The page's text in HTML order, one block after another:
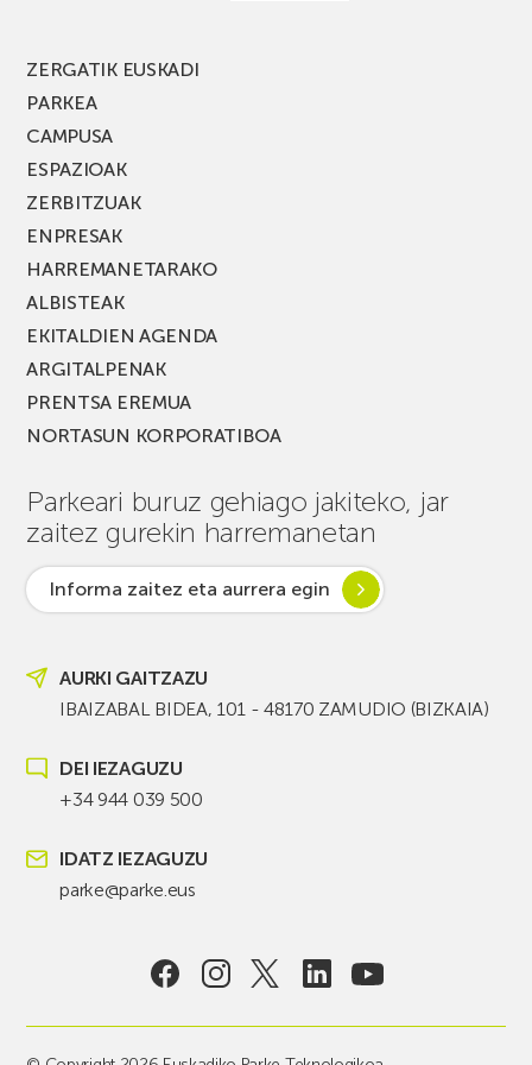
ZERGATIK EUSKADI
PARKEA
CAMPUSA
ESPAZIOAK
ZERBITZUAK
ENPRESAK
HARREMANETARAKO
ALBISTEAK
EKITALDIEN AGENDA
ARGITALPENAK
PRENTSA EREMUA
NORTASUN KORPORATIBOA
Parkeari buruz gehiago jakiteko, jar
zaitez gurekin harremanetan
Informa zaitez eta aurrera egin
AURKI GAITZAZU
IBAIZABAL BIDEA, 101 - 48170 ZAMUDIO (BIZKAIA)
DEI IEZAGUZU
+34 944 039 500
IDATZ IEZAGUZU
parke@parke.eus